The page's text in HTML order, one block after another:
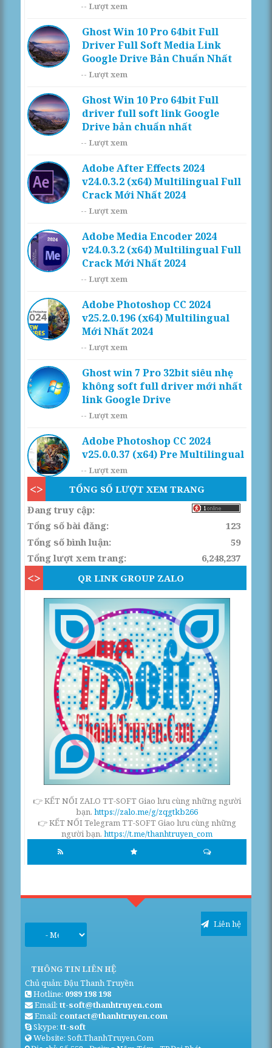
-- Lượt xem
Ghost Win 10 Pro 64bit Full
Driver Full Soft Media Link
Google Drive Bản Chuẩn Nhất
-- Lượt xem
Ghost Win 10 Pro 64bit Full
driver full soft link Google
Drive bản chuẩn nhất
-- Lượt xem
Adobe After Effects 2024
v24.0.3.2 (x64) Multilingual Full
Crack Mới Nhất 2024
-- Lượt xem
Adobe Media Encoder 2024
v24.0.3.2 (x64) Multilingual Full
Crack Mới Nhất 2024
-- Lượt xem
Adobe Photoshop CC 2024
v25.2.0.196 (x64) Multilingual
Mới Nhất 2024
-- Lượt xem
Ghost win 7 Pro 32bit siêu nhẹ
không soft full driver mới nhất
link Google Drive
-- Lượt xem
Adobe Photoshop CC 2024
v25.0.0.37 (x64) Pre Multilingual
-- Lượt xem
TỔNG SỐ LƯỢT XEM TRANG
Đang truy cập:
Tổng số bài đăng:
123
Tổng số bình luận:
59
Tổng lượt xem trang:
6,248,237
QR LINK GROUP ZALO
👉 KẾT NỐI ZALO TT-SOFT Giao lưu cùng những người
bạn. https://zalo.me/g/zqgtkb266
👉 KẾT NỐI Telegram TT-SOFT Giao lưu cùng những
người bạn. https://t.me/thanhtruyen_com
Liên hệ
THÔNG TIN LIÊN HỆ
Chủ quản: Đậu Thanh Truyền
Hotline: 0989 198 198
Email:tt-soft@thanhtruyen.com
Email: contact@thanhtruyen.com
Skype:tt-soft
Website: Soft.ThanhTruyen.Com